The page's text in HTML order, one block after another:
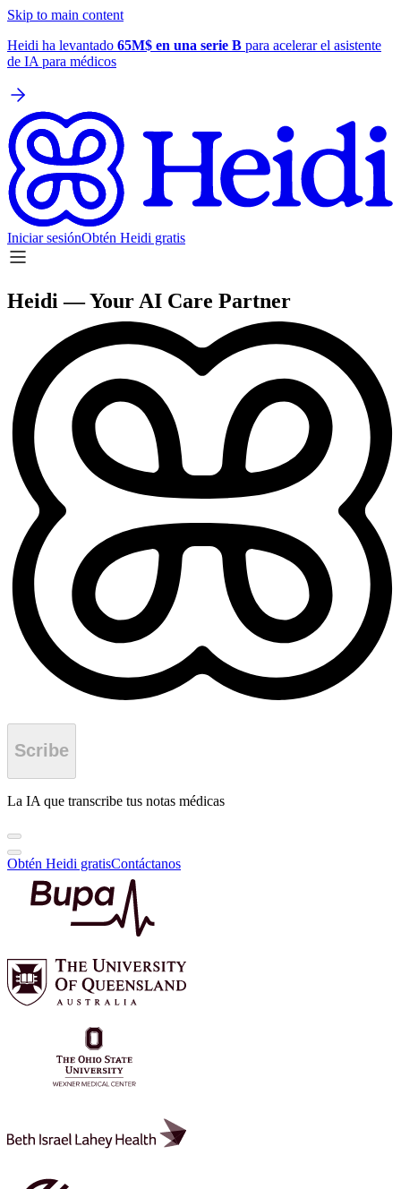
Skip to main content
Heidi ha levantado 65M$ en una serie B para acelerar el asistente
de IA para médicos
Iniciar sesiónObtén Heidi gratis
Heidi — Your AI Care Partner
La IA que transcribe tus notas médicas
Obtén Heidi gratisContáctanos